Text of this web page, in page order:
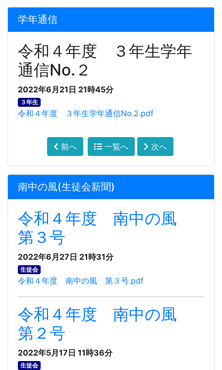
学年通信
令和４年度 ３年生学年
通信No.２
2022年6月21日 21時45分
３年生
令和４年度 ３年生学年通信No.2.pdf
前へ 一覧へ 次へ
南中の風(生徒会新聞)
令和４年度 南中の風
第３号
2022年6月27日 21時31分
生徒会
令和４年度 南中の風 第３号.pdf
令和４年度 南中の風
第２号
2022年5月17日 11時36分
生徒会